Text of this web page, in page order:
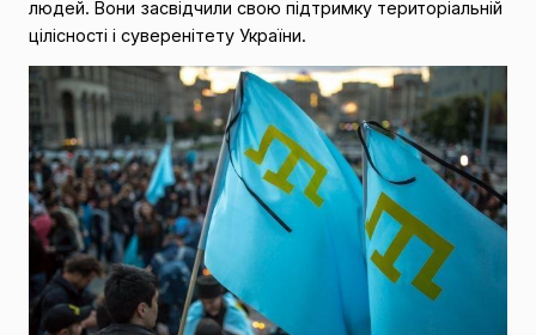
людей. Вони засвідчили свою підтримку територіальній
цілісності і суверенітету України.